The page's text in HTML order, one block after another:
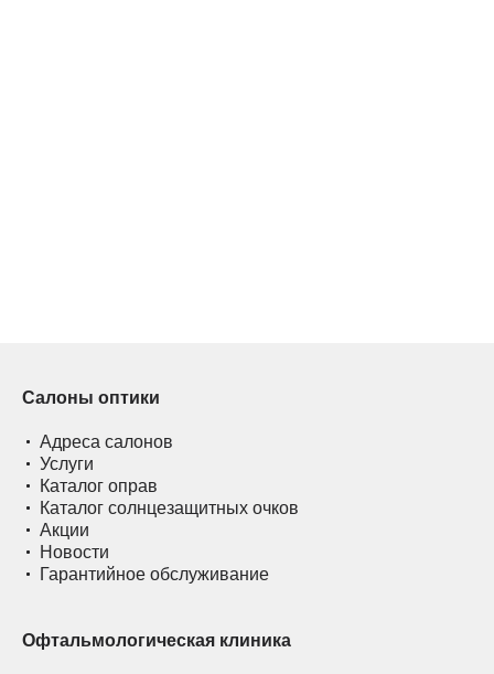
Салоны оптики
Адреса салонов
Услуги
Каталог оправ
Каталог солнцезащитных очков
Акции
Новости
Гарантийное обслуживание
Офтальмологическая клиника